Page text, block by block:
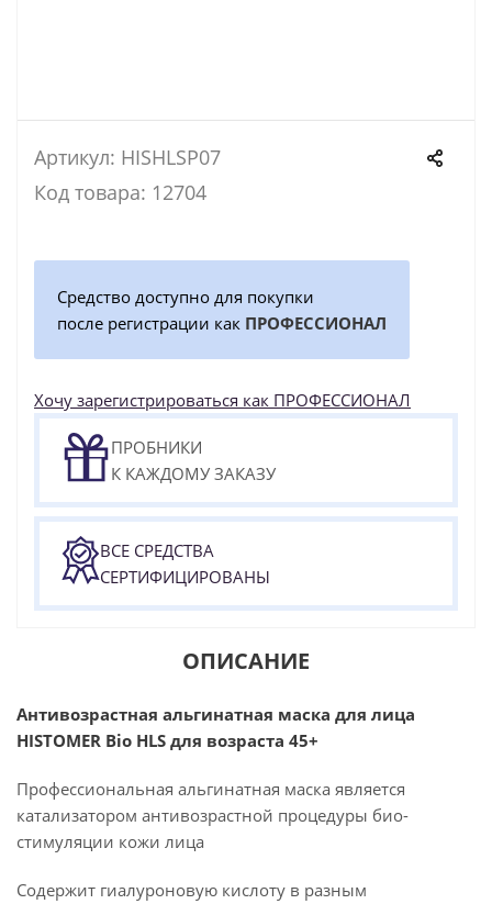
Артикул: HISHLSP07
Код товара: 12704
Средство доступно для покупки
после регистрации как ПРОФЕССИОНАЛ
Хочу зарегистрироваться как ПРОФЕССИОНАЛ
ПРОБНИКИ
К КАЖДОМУ ЗАКАЗУ
ВСЕ СРЕДСТВА
СЕРТИФИЦИРОВАНЫ
ОПИСАНИЕ
Антивозрастная альгинатная маска для лица
HISTOMER Bio HLS для возраста 45+
Профессиональная альгинатная маска является
катализатором антивозрастной процедуры био-
стимуляции кожи лица
Содержит гиалуроновую кислоту в разным